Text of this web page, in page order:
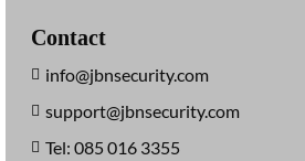
Contact
info@jbnsecurity.com
support@jbnsecurity.com
Tel: 085 016 3355